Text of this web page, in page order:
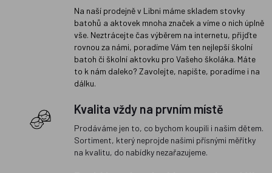
Na naší prodejně v Libni máme skladem stovky
batohů a aktovek mnoha značek a víme o nich úplně
vše. Neztrácejte čas výběrem na internetu, přijďte
rovnou za námi, poradíme Vám ten nejlepší školní
batoh či školní aktovku pro Vašeho školáka. Máte
to k nám daleko? Zavolejte, napište, poradíme i na
dálku.
Kvalita vždy na prvním místě
Prodáváme jen to, co bychom koupili i našim dětem.
Sortiment, který neprojde našimi přísnými měřítky
na kvalitu, do nabídky nezařazujeme.